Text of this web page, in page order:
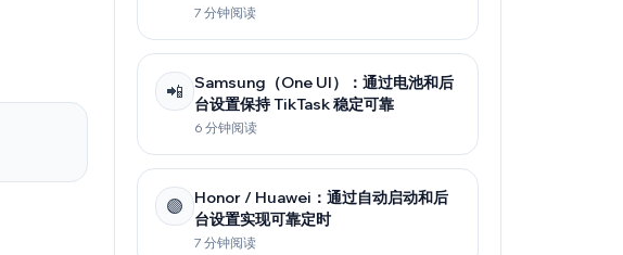
7 分钟阅读
📲
Samsung（One UI）：通过电池和后
台设置保持 TikTask 稳定可靠
6 分钟阅读
🟣
Honor / Huawei：通过自动启动和后
台设置实现可靠定时
7 分钟阅读